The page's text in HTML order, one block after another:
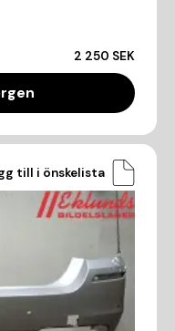
2 250 SEK
till i önskelista